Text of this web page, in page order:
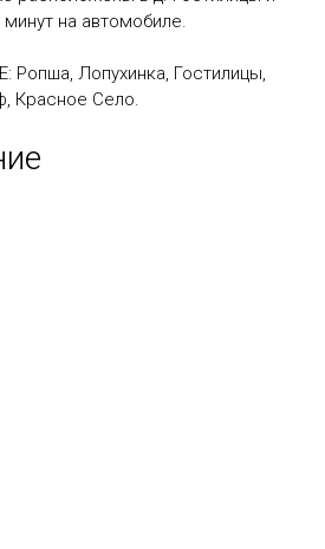
на автомобиле.
Лопухинка, Гостилицы,
Красное Село.